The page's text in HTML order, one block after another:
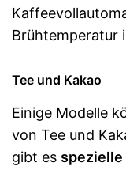
Brühtemperatur
Tee und Kakao
Einige Modelle
von Tee und
gibt es spezielle